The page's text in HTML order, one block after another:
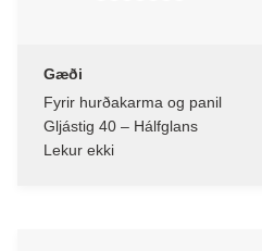
Gæði
Fyrir hurðakarma og panil
Gljástig 40 – Hálfglans
Lekur ekki